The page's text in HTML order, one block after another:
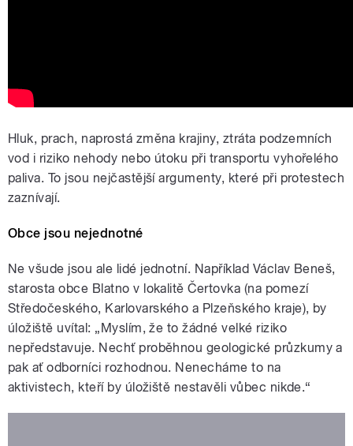
Hluk, prach, naprostá změna krajiny, ztráta podzemních
vod i riziko nehody nebo útoku při transportu vyhořelého
paliva. To jsou nejčastější argumenty, které při protestech
zaznívají.
Obce jsou nejednotné
Ne všude jsou ale lidé jednotní. Například Václav Beneš,
starosta obce Blatno v lokalitě Čertovka (na pomezí
Středočeského, Karlovarského a Plzeňského kraje), by
úložiště uvítal: „Myslím, že to žádné velké riziko
nepředstavuje. Nechť proběhnou geologické průzkumy a
pak ať odborníci rozhodnou. Nenecháme to na
aktivistech, kteří by úložiště nestavěli vůbec nikde.“